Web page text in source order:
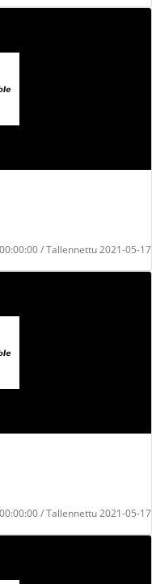
/ Tallennettu 2021-05-17
/ Tallennettu 2021-05-17